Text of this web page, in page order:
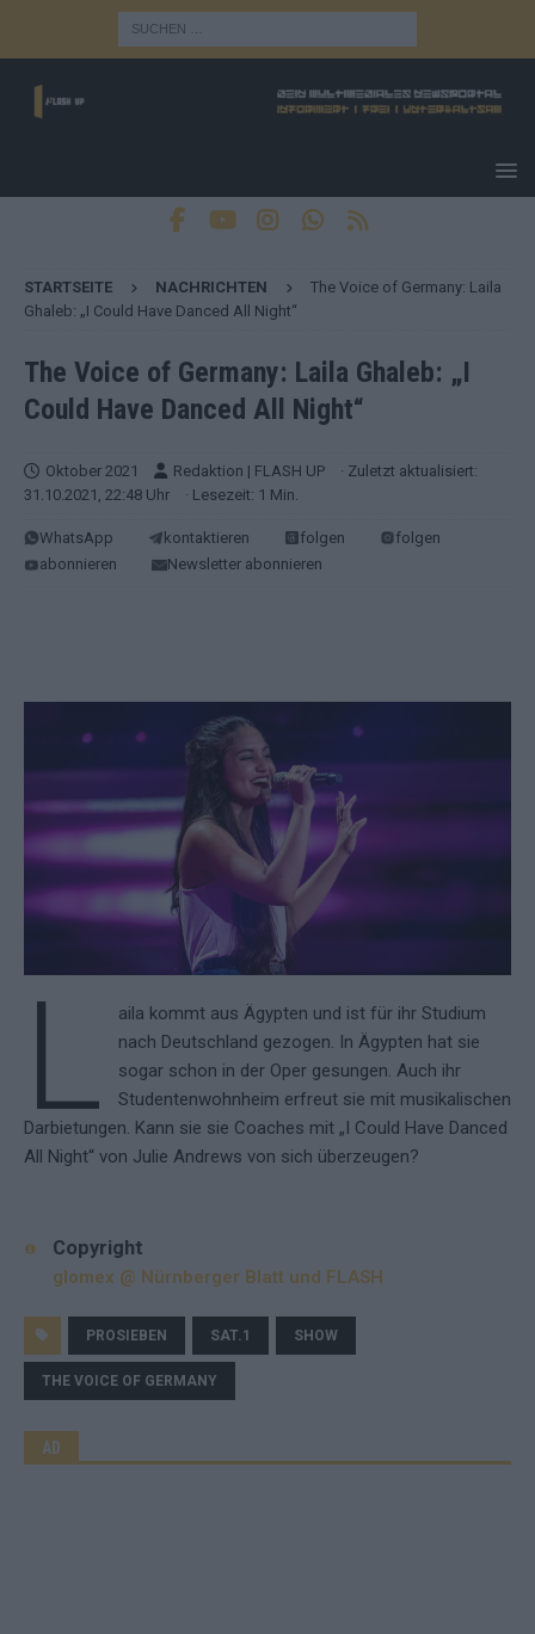
STARTSEITE NACHRICHTEN
The Voice of Germany: Laila
Ghaleb: „I Could Have Danced All Night“
The Voice of Germany: Laila Ghaleb: „I
Could Have Danced All Night“
Oktober 2021 Redaktion | FLASH UP
· Zuletzt aktualisiert:
31.10.2021, 22:48 Uhr
· Lesezeit: 1 Min.
WhatsApp kontaktieren folgen
folgen
abonnieren
Newsletter abonnieren
L
aila kommt aus Ägypten und ist für ihr Studium
nach Deutschland gezogen. In Ägypten hat sie
sogar schon in der Oper gesungen. Auch ihr
Studentenwohnheim erfreut sie mit musikalischen
Darbietungen. Kann sie sie Coaches mit „I Could Have Danced
All Night“ von Julie Andrews von sich überzeugen?
Copyright
glomex @ Nürnberger Blatt und FLASH
PROSIEBEN SAT.1 SHOW
THE VOICE OF GERMANY
AD